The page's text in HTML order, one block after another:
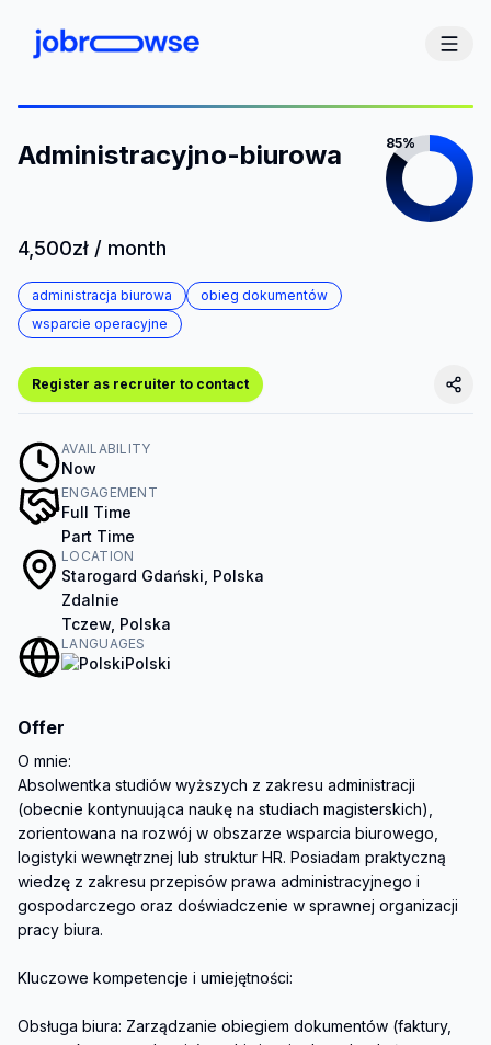
Administracyjno-biurowa 85%
4,500zł / month
administracja biurowa
obieg dokumentów
wsparcie operacyjne
Register as recruiter to contact
AVAILABILITY
Now
ENGAGEMENT
Full Time
Part Time
LOCATION
Starogard Gdański, Polska
Zdalnie
Tczew, Polska
LANGUAGES
Polski
Offer
O mnie:
Absolwentka studiów wyższych z zakresu administracji
(obecnie kontynuująca naukę na studiach magisterskich),
zorientowana na rozwój w obszarze wsparcia biurowego,
logistyki wewnętrznej lub struktur HR. Posiadam praktyczną
wiedzę z zakresu przepisów prawa administracyjnego i
gospodarczego oraz doświadczenie w sprawnej organizacji
pracy biura.
Kluczowe kompetencje i umiejętności:
Obsługa biura: Zarządzanie obiegiem dokumentów (faktury,